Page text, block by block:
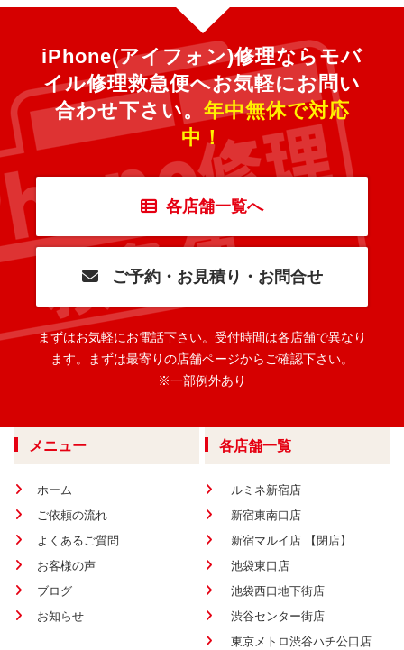
iPhone(アイフォン)修理ならモバ
イル修理救急便へお気軽にお問い
合わせ下さい。 年中無休で対応
中！
各店舗一覧へ
ご予約・お見積り・お問合せ
まずはお気軽にお電話下さい。 受付時間は各店舗で異なり
ます。
まずは最寄りの店舗ページからご確認下さい。
※一部例外あり
メニュー
ホーム
ご依頼の流れ
よくあるご質問
お客様の声
ブログ
お知らせ
各店舗一覧
ルミネ新宿店
新宿東南口店
新宿マルイ店 【閉店】
池袋東口店
池袋西口地下街店
渋谷センター街店
東京メトロ渋谷ハチ公口店